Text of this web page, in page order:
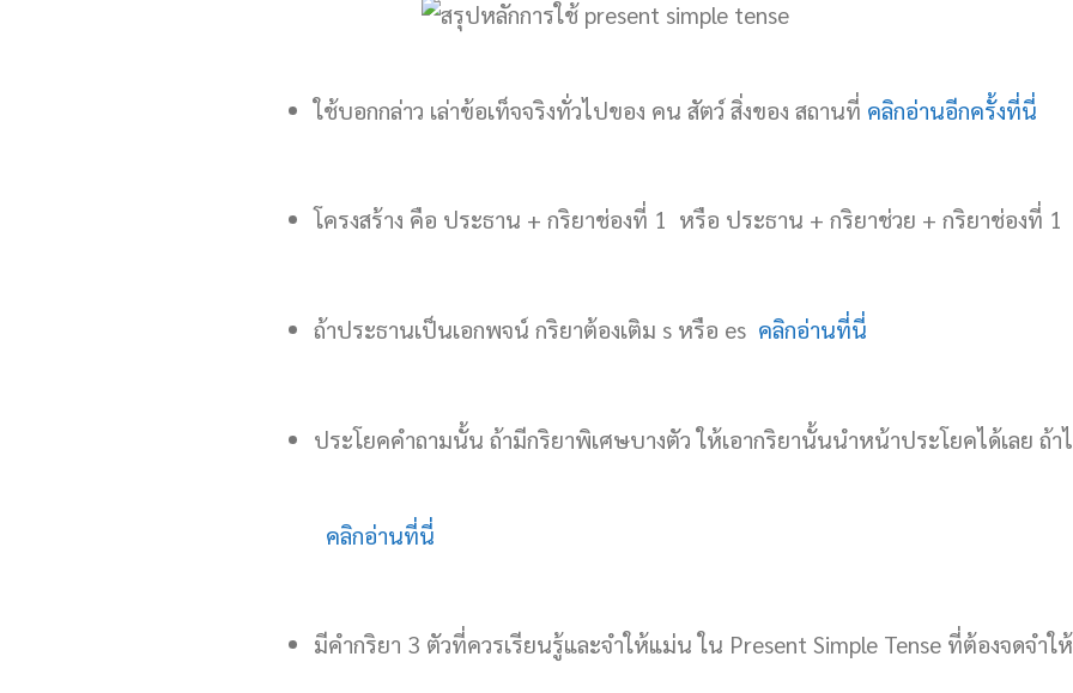
ใช้บอกกล่าว เล่าข้อเท็จจริงทั่วไปของ คน สัตว์ สิ่งของ สถานที่ คลิกอ่านอีกครั้งที่นี่
โครงสร้าง คือ ประธาน + กริยาช่องที่ 1 หรือ ประธาน + กริยาช่วย + กริยาช่องที่ 1
ถ้าประธานเป็นเอกพจน์ กริยาต้องเติม s หรือ es คลิกอ่านที่นี่
ประโยคคำถามนั้น ถ้ามีกริยาพิเศษบางตัว ให้เอากริยานั้นนำหน้าประโยคได้เลย ถ้า
คลิกอ่านที่นี่
มีคำกริยา 3 ตัวที่ควรเรียนรู้และจำให้แม่น ใน Present Simple Tense ที่ต้องจดจำใ